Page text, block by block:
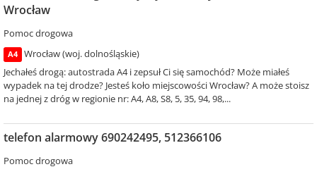
Wrocław
Pomoc drogowa
A4
Wrocław (woj. dolnośląskie)
Jechałeś drogą: autostrada A4 i zepsuł Ci się samochód? Może miałeś
wypadek na tej drodze? Jesteś koło miejscowości Wrocław? A może stoisz
na jednej z dróg w regionie nr: A4, A8, S8, 5, 35, 94, 98,...
telefon alarmowy 690242495, 512366106
Pomoc drogowa